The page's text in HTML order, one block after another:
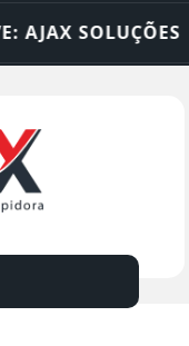
SOLUÇÕES